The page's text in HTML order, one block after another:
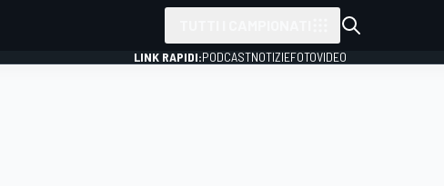
LINK RAPIDI:PODCASTNOTIZIEFOTOVIDEO